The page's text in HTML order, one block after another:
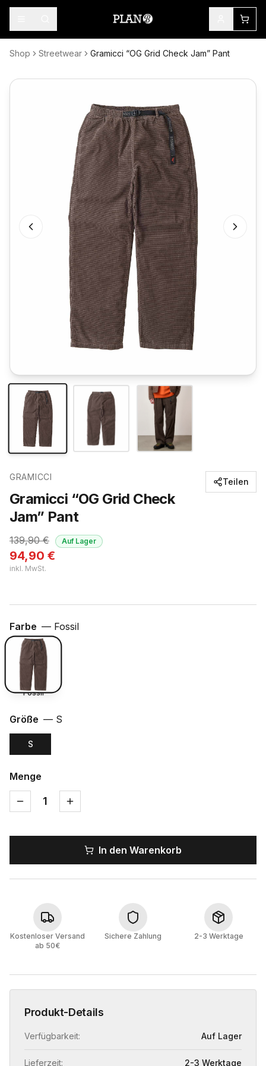
Shop Streetwear Gramicci “OG Grid Check Jam” Pant
GRAMICCI
Gramicci “OG Grid Check
Jam” Pant
139,90€
94,90 €
inkl. MwSt.
Auf Lager
Teilen
Farbe — Fossil
Fossil
Größe — S
S
Menge
1
In den Warenkorb
Kostenloser Versand
ab 50€
Sichere Zahlung 2-3 Werktage
Produkt-Details
Verfügbarkeit: Auf Lager
Lieferzeit: 2-3 Werktage